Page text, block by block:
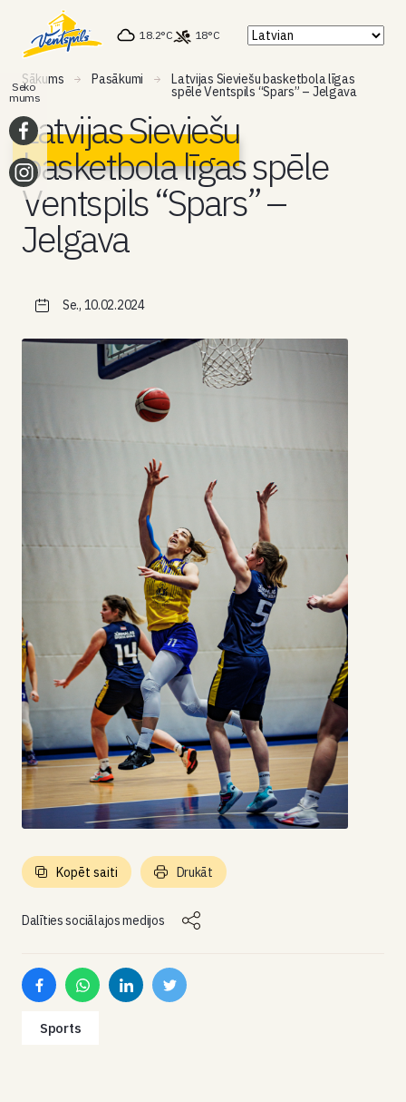
18.2°C 18°C
Sākums Pasākumi Latvijas Sieviešu basketbola līgas
spēle Ventspils “Spars” – Jelgava
Latvijas Sieviešu
basketbola līgas spēle
Ventspils “Spars” –
Jelgava
Se., 10.02.2024
Dalīties sociālajos medijos
Kopēt saiti Drukāt
Sports
Seko
mums